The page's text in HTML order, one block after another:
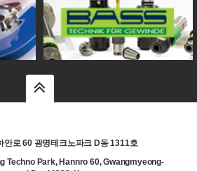
top
안로 60 광명테크노파크 D동 1311호
Techno Park, Hannro 60, Gwangmyeong-